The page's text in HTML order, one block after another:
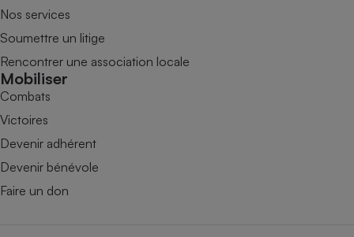
Nos services
Soumettre un litige
Rencontrer une association locale
Mobiliser
Combats
Victoires
Devenir adhérent
Devenir bénévole
Faire un don